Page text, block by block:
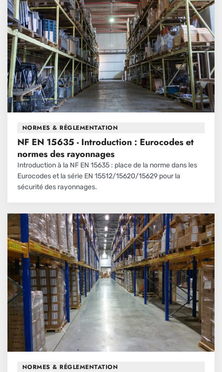
NORMES & RÉGLEMENTATION
NF EN 15635 - Introduction : Eurocodes et
normes des rayonnages
Introduction à la NF EN 15635 : place de la norme dans les
Eurocodes et la série EN 15512/15620/15629 pour la
sécurité des rayonnages.
NORMES & RÉGLEMENTATION